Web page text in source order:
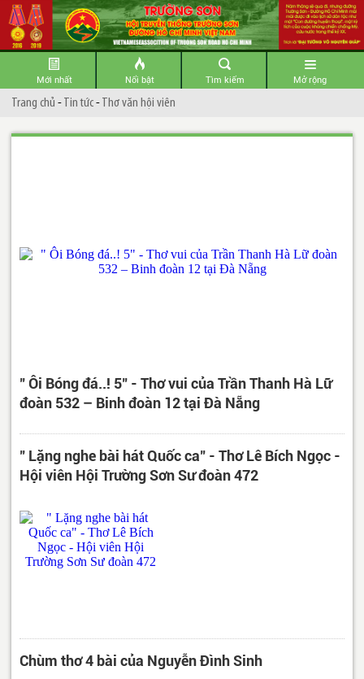
Mới nhất Nổi bật Tìm kiếm Mở rộng
Trang chủ -Tin tức-Thơ văn hội viên
" Ôi Bóng đá..! 5" - Thơ vui của Trần Thanh Hà Lữ
đoàn 532 – Binh đoàn 12 tại Đà Nẵng
" Lặng nghe bài hát Quốc ca" - Thơ Lê Bích Ngọc -
Hội viên Hội Trường Sơn Sư đoàn 472
Chùm thơ 4 bài của Nguyễn Đình Sinh